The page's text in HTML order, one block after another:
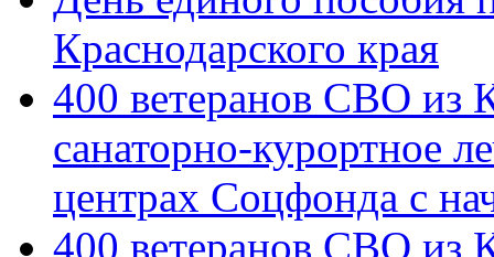
Краснодарского края
400 ветеранов СВО из
санаторно-курортное
центрах Соцфонда с
400 ветеранов СВО из